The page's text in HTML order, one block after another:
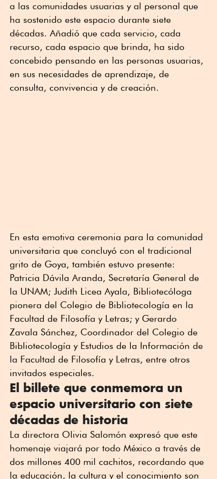
a las comunidades usuarias y al personal que
ha sostenido este espacio durante siete
décadas. Añadió que cada servicio, cada
recurso, cada espacio que brinda, ha sido
concebido pensando en las personas usuarias,
en sus necesidades de aprendizaje, de
consulta, convivencia y de creación.
En esta emotiva ceremonia para la comunidad
universitaria que concluyó con el tradicional
grito de Goya, también estuvo presente:
Patricia Dávila Aranda, Secretaría General de
la UNAM; Judith Licea Ayala, Bibliotecóloga
pionera del Colegio de Bibliotecología en la
Facultad de Filosofía y Letras; y Gerardo
Zavala Sánchez, Coordinador del Colegio de
Bibliotecología y Estudios de la Información de
la Facultad de Filosofía y Letras, entre otros
invitados especiales.
El billete que conmemora un
espacio universitario con siete
décadas de historia
La directora Olivia Salomón expresó que este
homenaje viajará por todo México a través de
dos millones 400 mil cachitos, recordando que
la educación, la cultura y el conocimiento son